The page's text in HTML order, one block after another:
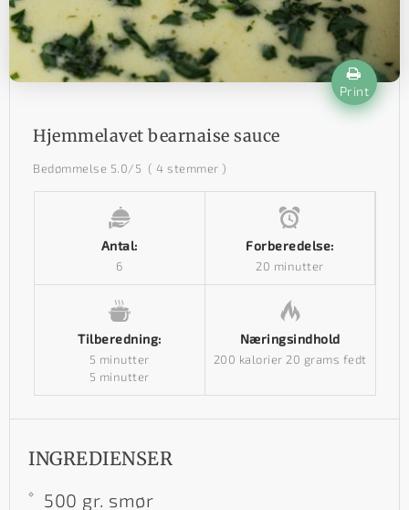
Print
Hjemmelavet bearnaise sauce
Bedømmelse 5.0/5 ( 4 stemmer )
Antal:
6
Forberedelse:
20 minutter
Tilberedning:
5 minutter
5 minutter
Næringsindhold
200 kalorier 20 grams fedt
INGREDIENSER
500 gr. smør